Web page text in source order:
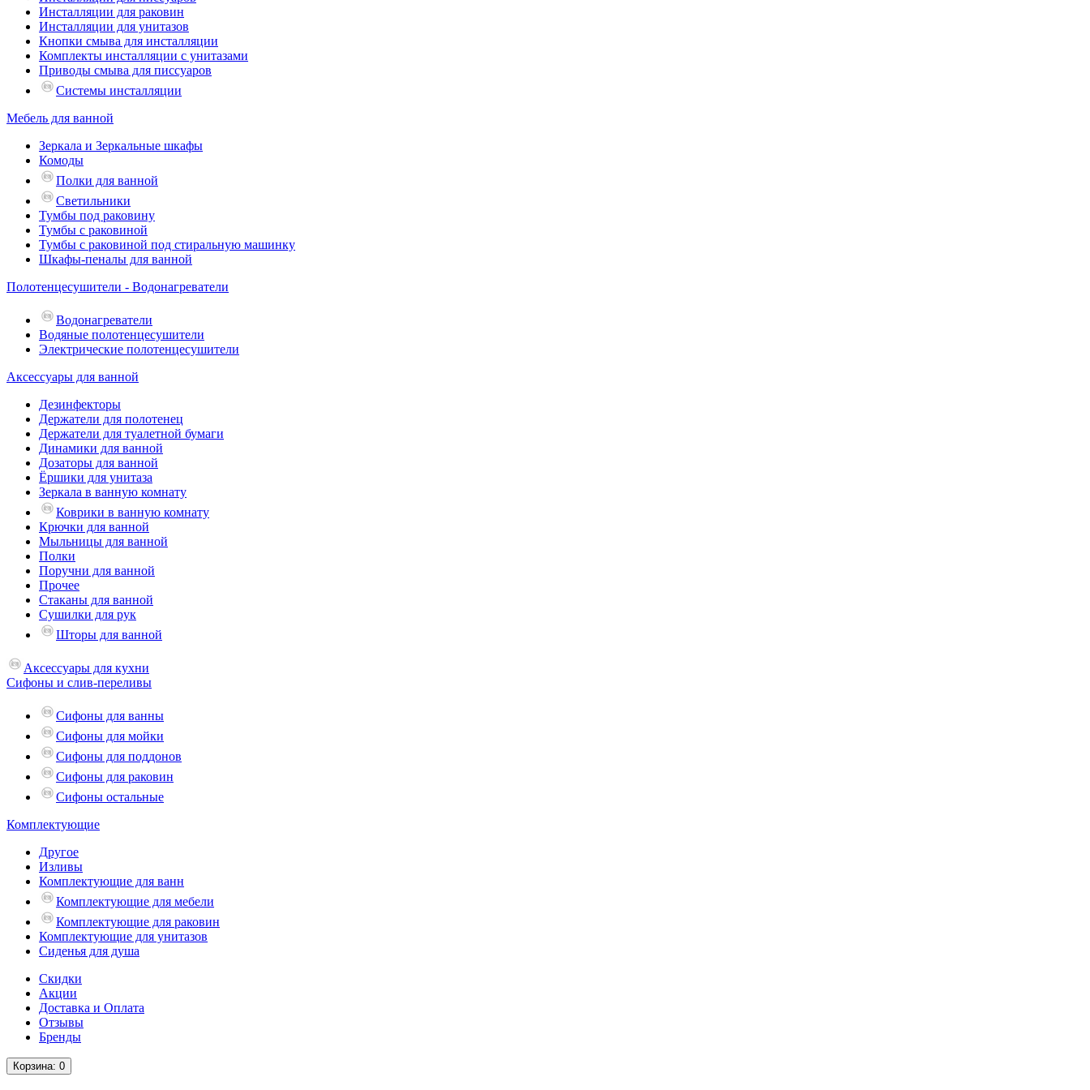
Инсталляции для раковин
Инсталляции для унитазов
Кнопки смыва для инсталляции
Комплекты инсталляции с унитазами
Приводы смыва для писсуаров
Системы инсталляции
Мебель для ванной
Зеркала и Зеркальные шкафы
Комоды
Полки для ванной
Светильники
Тумбы под раковину
Тумбы с раковиной
Тумбы с раковиной под стиральную машинку
Шкафы-пеналы для ванной
Полотенцесушители - Водонагреватели
Водонагреватели
Водяные полотенцесушители
Электрические полотенцесушители
Аксессуары для ванной
Дезинфекторы
Держатели для полотенец
Держатели для туалетной бумаги
Динамики для ванной
Дозаторы для ванной
Ёршики для унитаза
Зеркала в ванную комнату
Коврики в ванную комнату
Крючки для ванной
Мыльницы для ванной
Полки
Поручни для ванной
Прочее
Стаканы для ванной
Сушилки для рук
Шторы для ванной
Аксессуары для кухни
Сифоны и слив-переливы
Сифоны для ванны
Сифоны для мойки
Сифоны для поддонов
Сифоны для раковин
Сифоны остальные
Комплектующие
Другое
Изливы
Комплектующие для ванн
Комплектующие для мебели
Комплектующие для раковин
Комплектующие для унитазов
Сиденья для душа
Скидки
Акции
Доставка и Оплата
Отзывы
Бренды
Корзина: 0